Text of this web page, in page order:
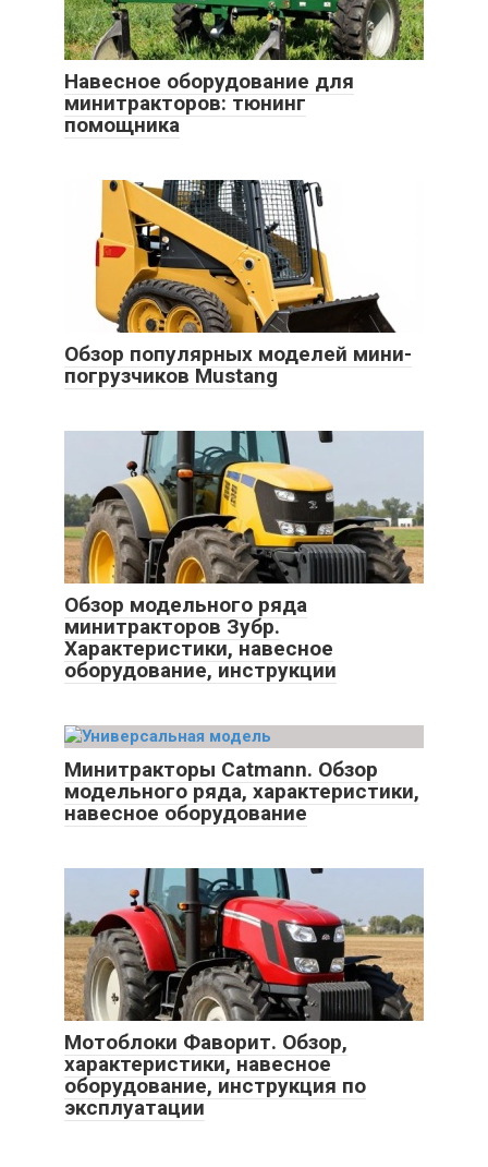
Навесное оборудование для
минитракторов: тюнинг
помощника
Обзор популярных моделей мини-
погрузчиков Mustang
Обзор модельного ряда
минитракторов Зубр.
Характеристики, навесное
оборудование, инструкции
Минитракторы Catmann. Обзор
модельного ряда, характеристики,
навесное оборудование
Мотоблоки Фаворит. Обзор,
характеристики, навесное
оборудование, инструкция по
эксплуатации